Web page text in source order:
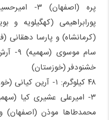
پره
خشنودفر (خوزستان)